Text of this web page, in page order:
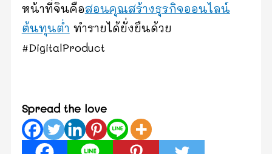
หน้าที่จินคือสอนคุณสร้างธุรกิจออนไลน์
ต้นทุนต่ำ ทำรายได้ยั่งยืนด้วย
#DigitalProduct​
Spread the love